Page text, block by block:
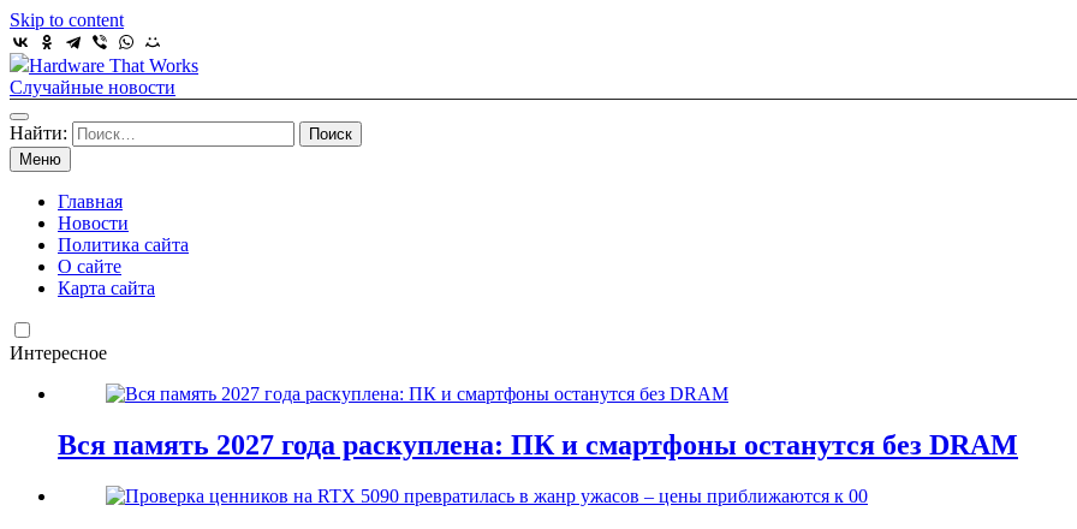
Skip to content
Hardware That Works
Случайные новости
Найти:
Меню
Главная
Новости
Политика сайта
О сайте
Карта сайта
Интересное
Вся память 2027 года раскуплена: ПК и смартфоны останутся без DRAM